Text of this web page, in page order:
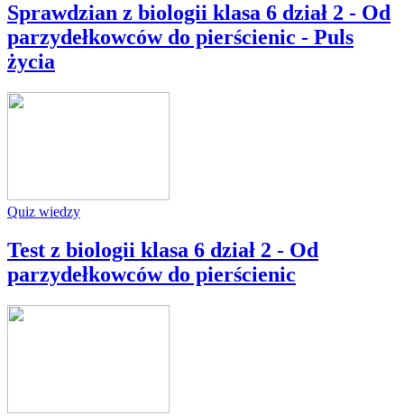
Sprawdzian z biologii klasa 6 dział 2 - Od
parzydełkowców do pierścienic - Puls
życia
Quiz wiedzy
Test z biologii klasa 6 dział 2 - Od
parzydełkowców do pierścienic